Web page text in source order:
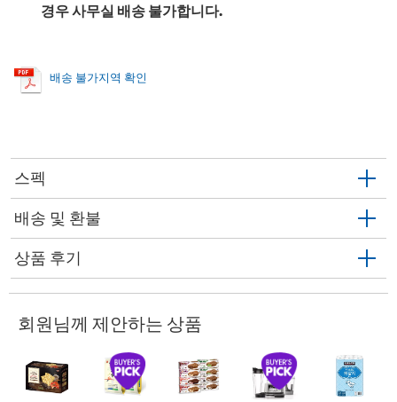
경우 사무실 배송 불가합니다.
배송 불가지역 확인
스펙
배송 및 환불
상품 후기
회원님께 제안하는 상품